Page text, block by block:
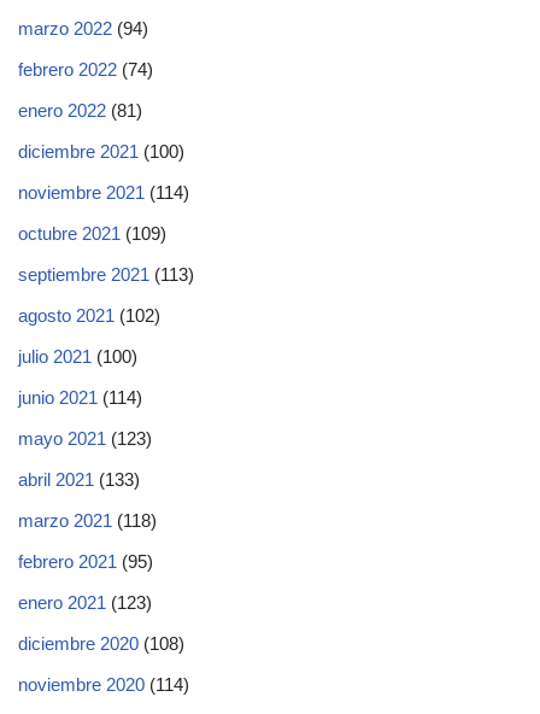
marzo 2022 (94)
febrero 2022 (74)
enero 2022 (81)
diciembre 2021 (100)
noviembre 2021 (114)
octubre 2021 (109)
septiembre 2021 (113)
agosto 2021 (102)
julio 2021 (100)
junio 2021 (114)
mayo 2021 (123)
abril 2021 (133)
marzo 2021 (118)
febrero 2021 (95)
enero 2021 (123)
diciembre 2020 (108)
noviembre 2020 (114)